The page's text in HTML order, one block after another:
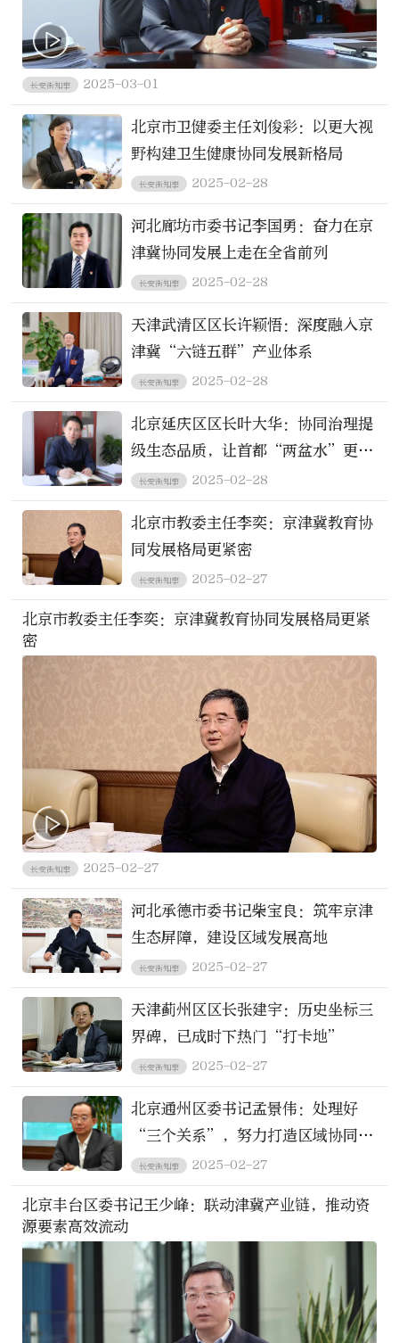
长安街知事 2025-03-01
北京市卫健委主任刘俊彩：以更大视
野构建卫生健康协同发展新格局
长安街知事 2025-02-28
河北廊坊市委书记李国勇：奋力在京
津冀协同发展上走在全省前列
长安街知事 2025-02-28
天津武清区区长许颖悟：深度融入京
津冀“六链五群”产业体系
长安街知事 2025-02-28
北京延庆区区长叶大华：协同治理提
级生态品质，让首都“两盆水”更清
澈长安街知事 2025-02-28
北京市教委主任李奕：京津冀教育协
同发展格局更紧密
长安街知事 2025-02-27
北京市教委主任李奕：京津冀教育协同发展格局更紧
密
长安街知事 2025-02-27
河北承德市委书记柴宝良：筑牢京津
生态屏障，建设区域发展高地
长安街知事 2025-02-27
天津蓟州区区长张建宇：历史坐标三
界碑，已成时下热门“打卡地”
长安街知事 2025-02-27
北京通州区委书记孟景伟：处理好
“三个关系”，努力打造区域协同发
展新高地
长安街知事 2025-02-27
北京丰台区委书记王少峰：联动津冀产业链，推动资
源要素高效流动